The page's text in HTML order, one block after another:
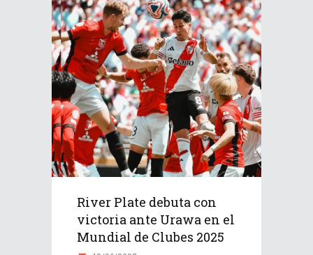
River Plate debuta con
victoria ante Urawa en el
Mundial de Clubes 2025